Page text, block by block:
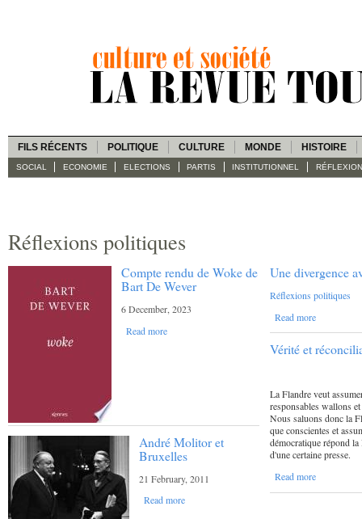
FILS RÉCENTS POLITIQUE CULTURE MONDE HISTOIRE
SOCIAL ECONOMIE ELECTIONS PARTIS INSTITUTIONNEL
Réflexions politiques
Compte rendu de Woke de
Bart De Wever
6 December, 2023
Read more
André Molitor et
Bruxelles
21 February, 2011
Read more
Une divergence
Réflexions politiques
Read more
Vérité et
La Flandre veut
responsables wallons
Nous saluons donc la
que conscientes et
démocratique répond
d'une certaine presse.
Read more